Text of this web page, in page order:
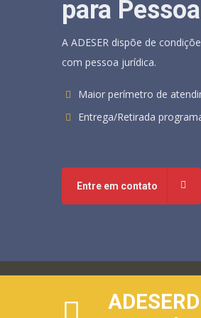
para
A ADESER dispõe de
com pessoa jurídica.
Maior perímetro de
Entrega/Retirada
Entre em contato